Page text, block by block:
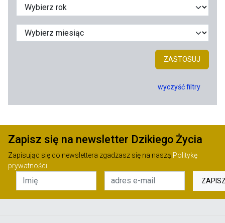
ZASTOSUJ
wyczyść filtry
Zapisz się na newsletter Dzikiego Życia
Zapisując się do newslettera zgadzasz się na naszą Politykę
prywatności